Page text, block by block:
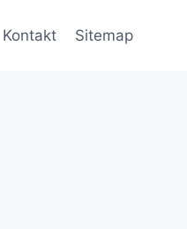
Kontakt Sitemap